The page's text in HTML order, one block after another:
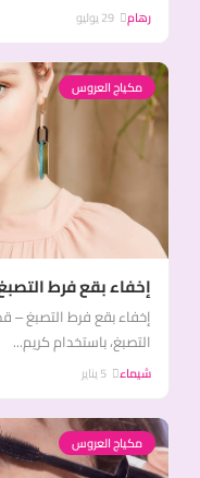
رهام
مكياج العروس
إخفاء بقع فرط
إخفاء بقع فرط التصبغ
التصبغ، باستخدام كريم...
شيماء
مكياج العروس